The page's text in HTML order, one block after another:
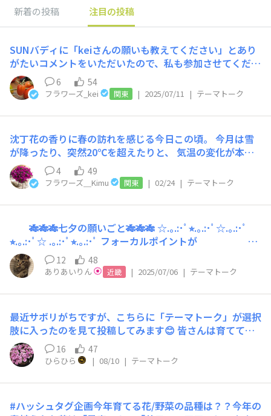
新着の投稿 注目の投稿
SUNバディに「keiさんの願いも教えてください」とあり
がたいコメントをいただいたので、私も参加させてくださ
い🎋 ・いい枕に出会えますように🛏（首が痛い） ・夏も
フットサルができる強靭なスタミナが降ってきますように
🏃‍➡️（夏はサボりがちです…） ・これからもSUNSUNガ
ーデンが皆さんにとって楽しい場であり続けますように
叶いますように🙏
6 54
フラワーズ_kei 関東 | 2025/07/11 | テーマトーク
沈丁花の香りに春の訪れを感じる今日この頃。 今月は雪
が降ったり、突然20℃を超えたりと、 気温の変化が本当
に目まぐるしいですね❄️☀️🌸 ところで、私も失敗談、たく
さんあります…💦 2月の雪の日、とある事情を抱え、正直
少し余裕のない日々を送っていました。 「一晩くらいな
ら大丈夫だろう」と思って、 セネッティとフォーカルポ
ずかったです…❄️😞 結果、どちらも株を痛めてしまいま
した。 よく考えてみれば、ダメに決まってますよね。 寒
さ対策、分かっているつもりでも “大丈夫だろう”はやっ
ぱり危ないですね。 改めて反省しました。 SUNSUNガー
った以上に難しく、失敗もします🌱 だからこそ、うまく
いった時の喜びは大きいし、 次も頑張ろうというモチベ
ーションにつながります。 園芸って、正直そこそこ大変
なんです。 「簡単」「誰でもうまくいく」だけを伝えて
しまって、 がっかりする方を増やしていないか…最近よ
く考えます🤔 とはいえ、あれやこれやと難しいことを伝
いませんが、これからも、うまくいったこと、うまくいか
4 49
フラワーズ＿Kimu 関東 | 02/24 | テーマトーク
🎋🎋🎋七夕の願いごと🎋🎋🎋 ☆.｡.:･ﾟ⭐︎.｡.:･ﾟ☆.｡.:･ﾟ
⭐︎.｡.:･ﾟ☆ .｡.:･ﾟ⭐︎.｡.:･ﾟ フォーカルポイントが
100センチ超えますように🙏 ☆.｡.:･ﾟ⭐︎.｡.:･ﾟ☆.｡.:･ﾟ⭐︎.｡.:･ﾟ
☆ .｡.:･ﾟ⭐︎.｡.:･ﾟ 現在70センチ🎵 暑さに負けず元気に大きく
育って 欲しいです🤭 写真は植え付け2ヶ月弱の スターテ
ィアラピンク🩷 お花がたくさん咲いてきて めっちゃ可愛
12 48
ありあいりん 近畿 | 2025/07/06 | テーマトーク
最近サボリがちですが、こちらに「テーマトーク」が選択
肢に入ったのを見て投稿してみます😊 皆さんは育ててる
お花で「これ何ですか？」って聞かれたお花ありますか？
サンフラのお花、一般種と違う形のとかあるから、何が興
味持たれるのかな？とふと思いました😄 私はフェアリー
スターを聞かれた時の話です 先日、うちの近所が勤め先
れた😳 だいたいの人は「ありがとうございます😊」で 終
16 47
ひらひら | 08/10 | テーマトーク
#ハッシュタグ企画今年育てる花/野菜の品種は？？今年の